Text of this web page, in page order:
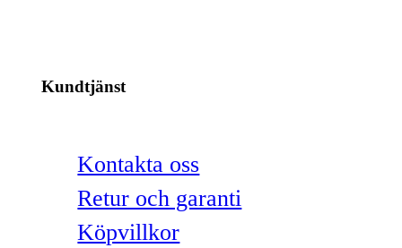
Kundtjänst
Kontakta oss
Retur och garanti
Köpvillkor